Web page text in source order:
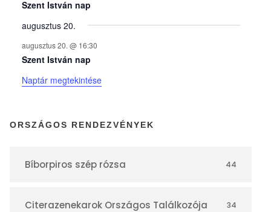
y
e
k
n
a
Szent István nap
augusztus 20.
augusztus 20. @ 16:30
Szent István nap
Naptár megtekintése
ORSZÁGOS RENDEZVÉNYEK
Bíborpiros szép rózsa 44
Citerazenekarok Országos Találkozója 34